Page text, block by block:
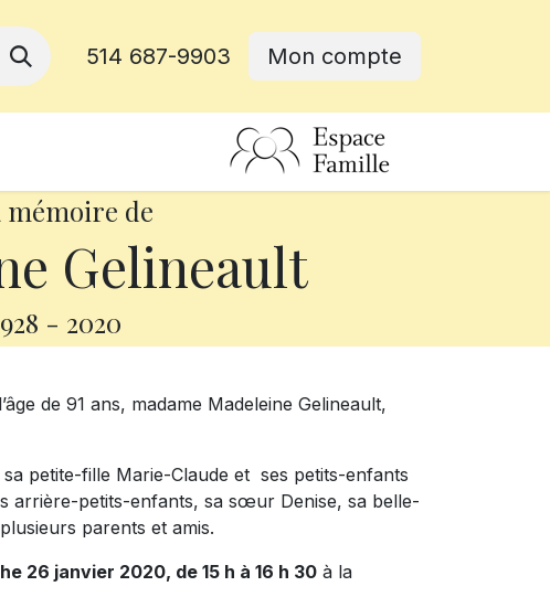
514 687-9903 Mon compte
mémoire de
Gelineault
- 2020
de 91 ans, madame Madeleine Gelineault,
petite-fille Marie-Claude et ses petits-enfants
arrière-petits-enfants, sa sœur Denise, sa belle-
parents et amis.
26 janvier 2020, de 15 h à 16 h 30 à la